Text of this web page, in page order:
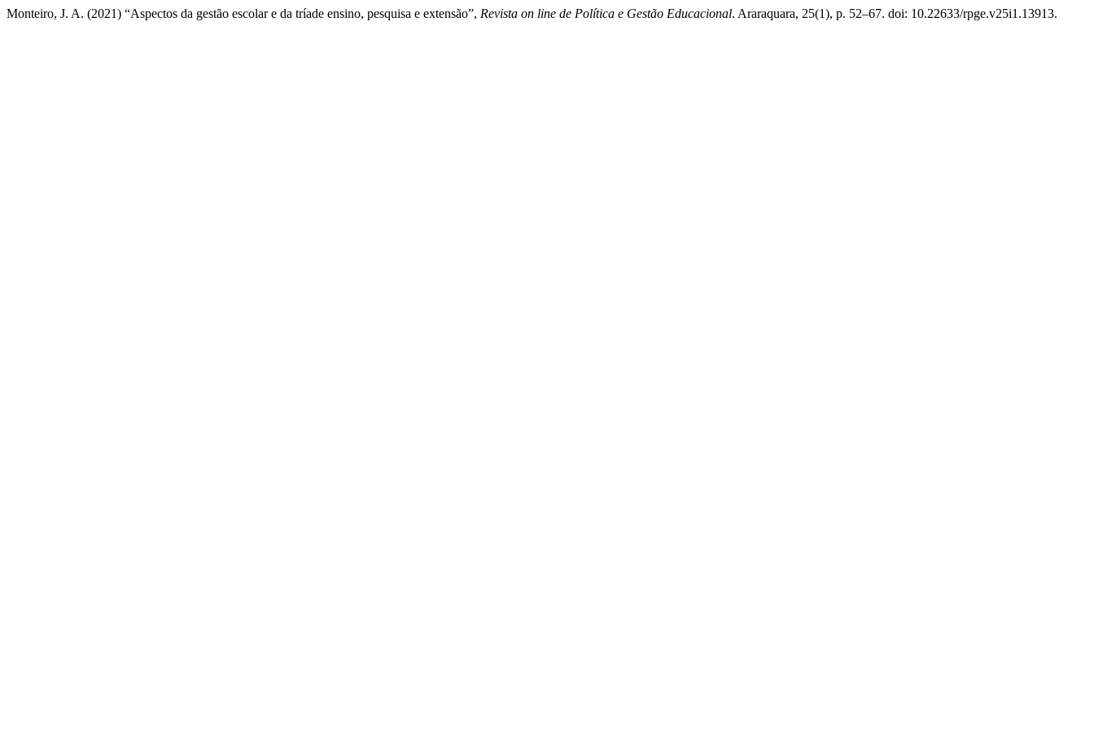
Monteiro, J. A. (2021) “Aspectos da gestão escolar e da tríade ensino, pesquisa e extensão”, Revista on line de Política e Gestão Educacional. Araraquara, 25(1), p. 52–67. doi: 10.22633/rpge.v25i1.13913.